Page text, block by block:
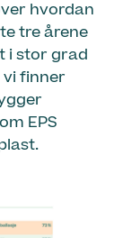
hvordan
tre årene
i stor grad
finner
EPS